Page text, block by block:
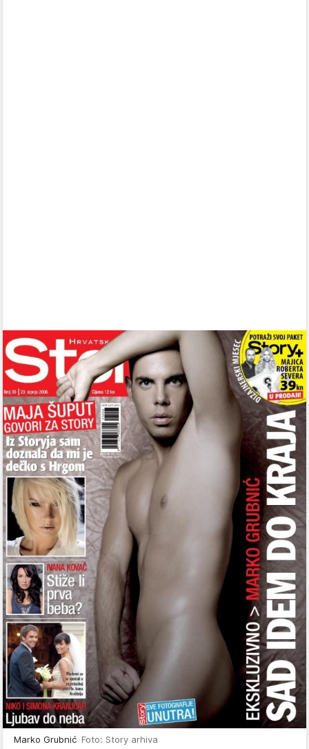
Marko Grubnić Foto: Story arhiva